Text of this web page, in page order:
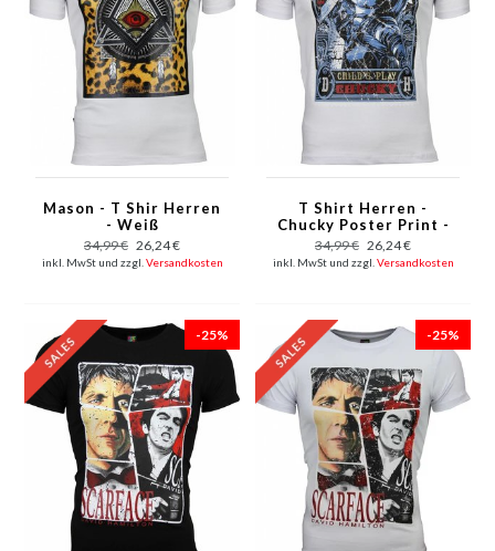
Mason - T Shir Herren
- Weiß
34,99 € 26,24 €
inkl. MwSt und zzgl. Versandkosten
T Shirt Herren -
Chucky Poster Print -
Weiß
34,99 € 26,24 €
inkl. MwSt und zzgl. Versandkosten
-25% -25%